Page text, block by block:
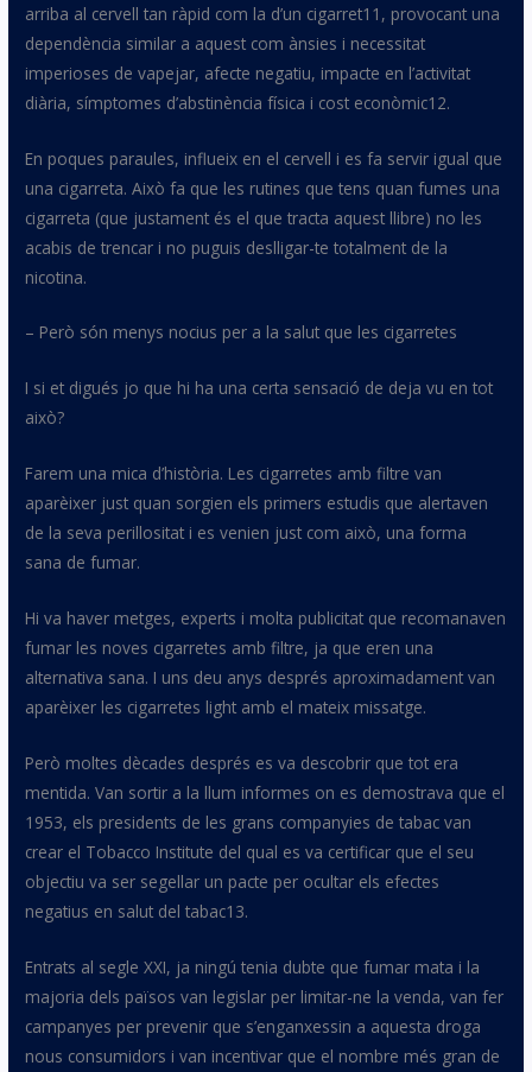
arriba al cervell tan ràpid com la d’un cigarret11 , provocant una
dependència similar a aquest com ànsies i necessitat
imperioses devapejar, afecte negatiu, impacte en l’activitat
diària, símptomes d’abstinència física i cost econòmic12.
En poques paraules, influeix en el cervell i es fa servir igual que
una cigarreta. Això fa que les rutines que tens quan fumes una
cigarreta (que justament és el que tracta aquest llibre) no les
acabis de trencar i no puguis deslligar-te totalment de la
nicotina.
– Però són menys nocius per a la salut que les cigarretes
I si et digués jo que hi ha una certa sensació de dejavu en tot
això?
Farem una mica d’història. Les cigarretes amb filtre van
aparèixer just quan sorgien els primers estudis que alertaven
de la seva perillositat i es venien just com això, una forma
sana de fumar.
Hi va haver metges, experts i molta publicitat que recomanaven
fumar les noves cigarretes amb filtre, ja que eren una
alternativa sana. I uns deu anys després aproximadament van
aparèixer les cigarretes light amb el mateix missatge.
Però moltes dècades després es va descobrir que tot era
mentida. Van sortir a la llum informes on es demostrava que el
1953, els presidents de les grans companyies de tabac van
crear el Tobacco Institute del qual es va certificar que el seu
objectiu va ser segellar un pacte per ocultar els efectes
negatius en salut deltabac13.
Entrats al segle XXI, ja ningú tenia dubte que fumar mata i la
majoria dels països van legislar per limitar-ne la venda, van fer
campanyes per prevenir que s’enganxessin a aquesta droga
nous consumidors i van incentivar que el nombre més gran de